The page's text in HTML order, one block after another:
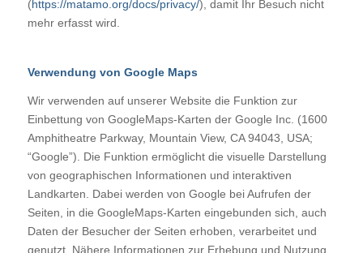
(https://matamo.org/docs/privacy/), damit Ihr Besuch nicht
mehr erfasst wird.
Verwendung von Google Maps
Wir verwenden auf unserer Website die Funktion zur
Einbettung von GoogleMaps-Karten der Google Inc. (1600
Amphitheatre Parkway, Mountain View, CA 94043, USA;
“Google”). Die Funktion ermöglicht die visuelle Darstellung
von geographischen Informationen und interaktiven
Landkarten. Dabei werden von Google bei Aufrufen der
Seiten, in die GoogleMaps-Karten eingebunden sich, auch
Daten der Besucher der Seiten erhoben, verarbeitet und
genutzt. Nähere Informationen zur Erhebung und Nutzung